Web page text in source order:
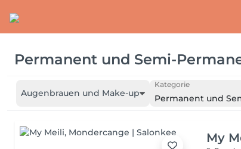
Permanent und Semi-
Augenbrauen und Make-up
Kategorie
Permanent und
My